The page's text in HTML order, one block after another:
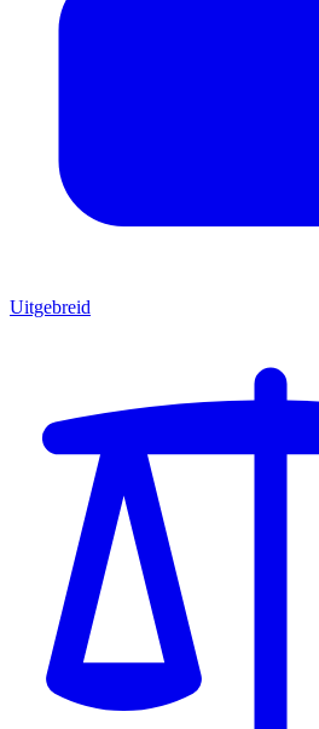
Uitgebreid